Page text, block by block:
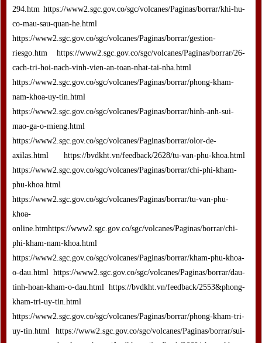
294.htm https://www2.sgc.gov.co/sgc/volcanes/Paginas/borrar/khi-hu-
co-mau-sau-quan-he.html
https://www2.sgc.gov.co/sgc/volcanes/Paginas/borrar/gestion-
riesgo.htm https://www2.sgc.gov.co/sgc/volcanes/Paginas/borrar/26-
cach-tri-hoi-nach-vinh-vien-an-toan-nhat-tai-nha.html
https://www2.sgc.gov.co/sgc/volcanes/Paginas/borrar/phong-kham-
nam-khoa-uy-tin.html
https://www2.sgc.gov.co/sgc/volcanes/Paginas/borrar/hinh-anh-sui-
mao-ga-o-mieng.html
https://www2.sgc.gov.co/sgc/volcanes/Paginas/borrar/olor-de-
axilas.html https://bvdkht.vn/feedback/2628/tu-van-phu-khoa.html
https://www2.sgc.gov.co/sgc/volcanes/Paginas/borrar/chi-phi-kham-
phu-khoa.html
https://www2.sgc.gov.co/sgc/volcanes/Paginas/borrar/tu-van-phu-
khoa-
online.htmhttps://www2.sgc.gov.co/sgc/volcanes/Paginas/borrar/chi-
phi-kham-nam-khoa.html
https://www2.sgc.gov.co/sgc/volcanes/Paginas/borrar/kham-phu-khoa-
o-dau.html https://www2.sgc.gov.co/sgc/volcanes/Paginas/borrar/dau-
tinh-hoan-kham-o-dau.html https://bvdkht.vn/feedback/2553&phong-
kham-tri-uy-tin.html
https://www2.sgc.gov.co/sgc/volcanes/Paginas/borrar/phong-kham-tri-
uy-tin.html https://www2.sgc.gov.co/sgc/volcanes/Paginas/borrar/sui-